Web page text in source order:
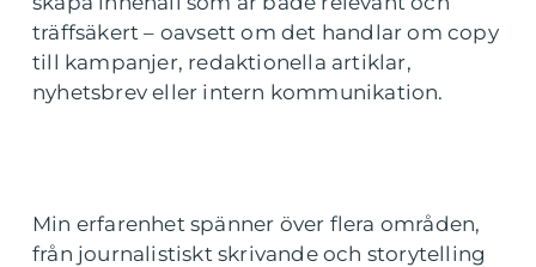
träffsäkert – oavsett om det handlar om copy
till kampanjer, redaktionella artiklar,
nyhetsbrev eller intern kommunikation.
Min erfarenhet spänner över flera områden,
från journalistiskt skrivande och storytelling